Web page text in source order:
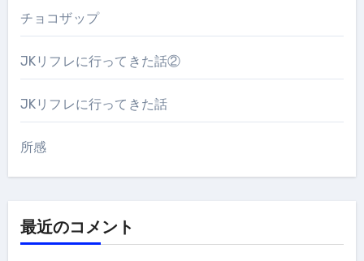
チョコザップ
JKリフレに行ってきた話②
JKリフレに行ってきた話
所感
最近のコメント